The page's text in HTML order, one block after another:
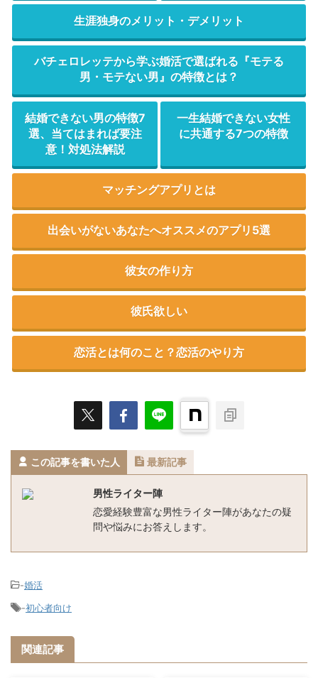
生涯独身のメリット・デメリット
バチェロレッテから学ぶ婚活で選ばれる『モテる
男・モテない男』の特徴とは？
結婚できない男の特徴7
選、当てはまれば要注
意！対処法解説
一生結婚できない女性
に共通する7つの特徴
マッチングアプリとは
出会いがないあなたへオススメのアプリ5選
彼女の作り方
彼氏欲しい
恋活とは何のこと？恋活のやり方
この記事を書いた人 最新記事
男性ライター陣
恋愛経験豊富な男性ライター陣があなたの疑
問や悩みにお答えします。
-婚活
-初心者向け
関連記事